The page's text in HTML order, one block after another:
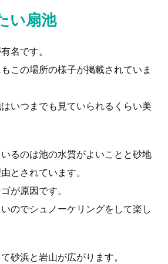
い扇池
名です。
この場所の様子が掲載されていま
いつまでも見ていられるくらい美
るのは池の水質がよいことと砂地
とされています。
が原因です。
のでシュノーケリングをして楽し
砂浜と岩山が広がります。